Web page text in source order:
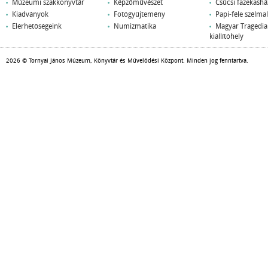
Múzeumi szakkönyvtár
Kiadványok
Elérhetőségeink
Képzőművészet
Fotógyűjtemény
Numizmatika
Csúcsi
Papi-féle
Magyar
kiállítóhely
2026 © Tornyai János Múzeum, Könyvtár és Művelődési Központ. Minden jog fenntartva.